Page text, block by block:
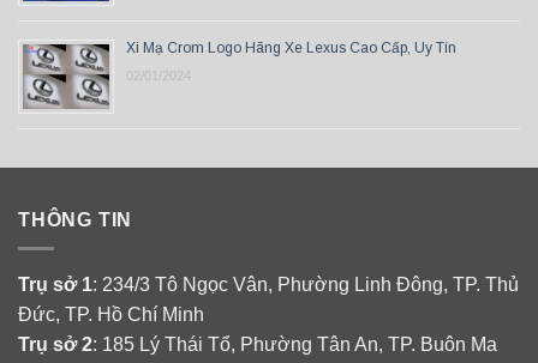
Xi Mạ Crom Logo Hãng Xe Lexus Cao Cấp, Uy Tín
02/01/2024
THÔNG TIN
Trụ sở 1: 234/3 Tô Ngọc Vân, Phường Linh Đông, TP. Thủ
Đức, TP. Hồ Chí Minh
Trụ sở 2: 185 Lý Thái Tổ, Phường Tân An, TP. Buôn Ma